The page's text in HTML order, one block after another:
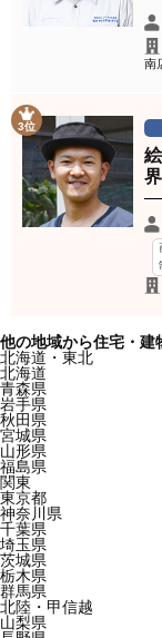
南
3位
他の地域から住宅・建
北海道・東北
北海道
青森県
岩手県
秋田県
宮城県
山形県
福島県
関東
東京都
神奈川県
千葉県
埼玉県
茨城県
栃木県
群馬県
北陸・甲信越
山梨県